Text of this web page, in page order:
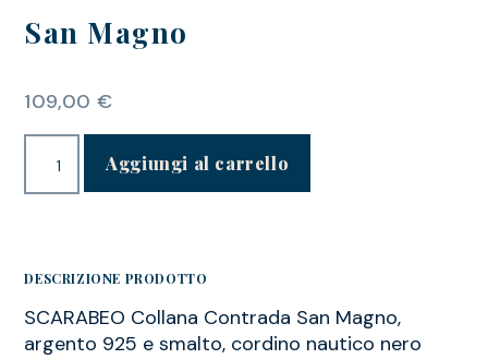
San Magno
109,00 €
Aggiungi al carrello
DESCRIZIONE PRODOTTO
SCARABEO Collana Contrada San Magno,
argento 925 e smalto, cordino nautico nero